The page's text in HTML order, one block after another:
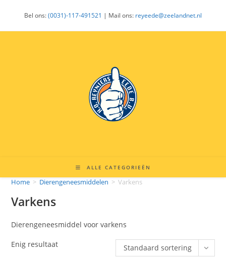
inhoud
Bel ons:(0031)-117-491521 | Mail ons: reyeede@zeelandnet.nl
ALLE CATEGORIEËN
Home > Dierengeneesmiddelen > Varkens
Varkens
Dierengeneesmiddel voor varkens
Enig resultaat Standaard sortering